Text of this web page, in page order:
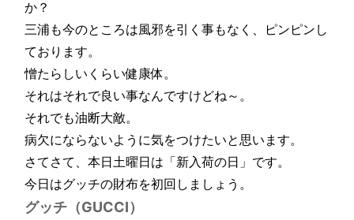
か？
三浦も今のところは風邪を引く事もなく、ピンピンし
ております。
憎たらしいくらい健康体。
それはそれで良い事なんですけどね～。
それでも油断大敵。
病欠にならないように気をつけたいと思います。
さてさて、本日土曜日は「新入荷の日」です。
今日はグッチの財布を初回しましょう。
グッチ（GUCCI）